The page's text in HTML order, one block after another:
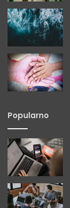
Popularno